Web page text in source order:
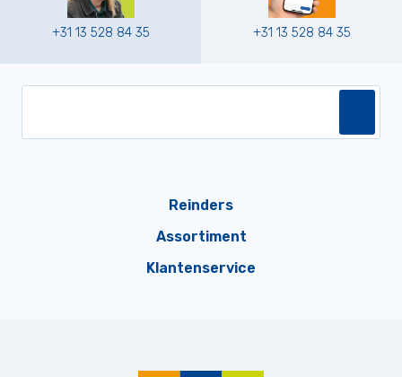
+31 13 528 84 35 +31 13 528 84 35
Reinders
Assortiment
Klantenservice